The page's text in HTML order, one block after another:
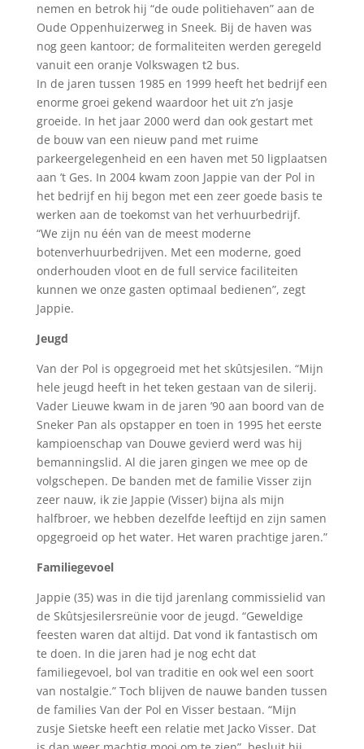
nemen en betrok hij “de oude politiehaven” aan de
Oude Oppenhuizerweg in Sneek. Bij de haven was
nog geen kantoor; de formaliteiten werden geregeld
vanuit een oranje Volkswagen t2 bus.
In de jaren tussen 1985 en 1999 heeft het bedrijf een
enorme groei gekend waardoor het uit z’n jasje
groeide. In het jaar 2000 werd dan ook gestart met
de bouw van een nieuw pand met ruime
parkeergelegenheid en een haven met 50 ligplaatsen
aan ’t Ges. In 2004 kwam zoon Jappie van der Pol in
het bedrijf en hij begon met een zeer goede basis te
werken aan de toekomst van het verhuurbedrijf.
“We zijn nu één van de meest moderne
botenverhuurbedrijven. Met een moderne, goed
onderhouden vloot en de full service faciliteiten
kunnen we onze gasten optimaal bedienen”, zegt
Jappie.
Jeugd
Van der Pol is opgegroeid met het skûtsjesilen. “Mijn
hele jeugd heeft in het teken gestaan van de silerij.
Vader Lieuwe kwam in de jaren ’90 aan boord van de
Sneker Pan als opstapper en toen in 1995 het eerste
kampioenschap van Douwe gevierd werd was hij
bemanningslid. Al die jaren gingen we mee op de
volgschepen. De banden met de familie Visser zijn
zeer nauw, ik zie Jappie (Visser) bijna als mijn
halfbroer, we hebben dezelfde leeftijd en zijn samen
opgegroeid op het water. Het waren prachtige jaren.”
Familiegevoel
Jappie (35) was in die tijd jarenlang commissielid van
de Skûtsjesilersreünie voor de jeugd. “Geweldige
feesten waren dat altijd. Dat vond ik fantastisch om
te doen. In die jaren had je nog echt dat
familiegevoel, bol van traditie en ook wel een soort
van nostalgie.” Toch blijven de nauwe banden tussen
de families Van der Pol en Visser bestaan. “Mijn
zusje Sietske heeft een relatie met Jacko Visser. Dat